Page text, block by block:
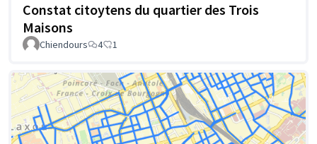
Constat citoytens du quartier des Trois
Maisons
Chiendours 4 1